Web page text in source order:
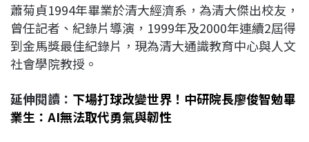
蕭菊貞1994年畢業於清大經濟系，為清大傑出校友，
曾任記者、紀錄片導演，1999年及2000年連續2屆得
到金馬獎最佳紀錄片，現為清大通識教育中心與人文
社會學院教授。
延伸閱讀： 下場打球改變世界！中研院長廖俊智勉畢
業生：AI無法取代勇氣與韌性